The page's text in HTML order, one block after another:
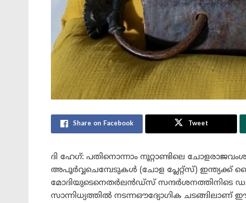
Share on Facebook Tweet
ദി ഹേഗ്: പതിനൊന്നാം നൂറ്റാണ്ടിലെ
അപൂർവ്വചെമ്പേടുകൾ (ചോള പ്ലേറ്റ്സ്) ഇന്ത്യക്ക്
മോദിയുടെനെതർലൻഡ്‌സ് സന്ദർശനത്തിനിടെ ഡച്ച്
സാന്നിധ്യത്തിൽ നടന്നഔദ്യോഗിക ചടങ്ങിലാണ്